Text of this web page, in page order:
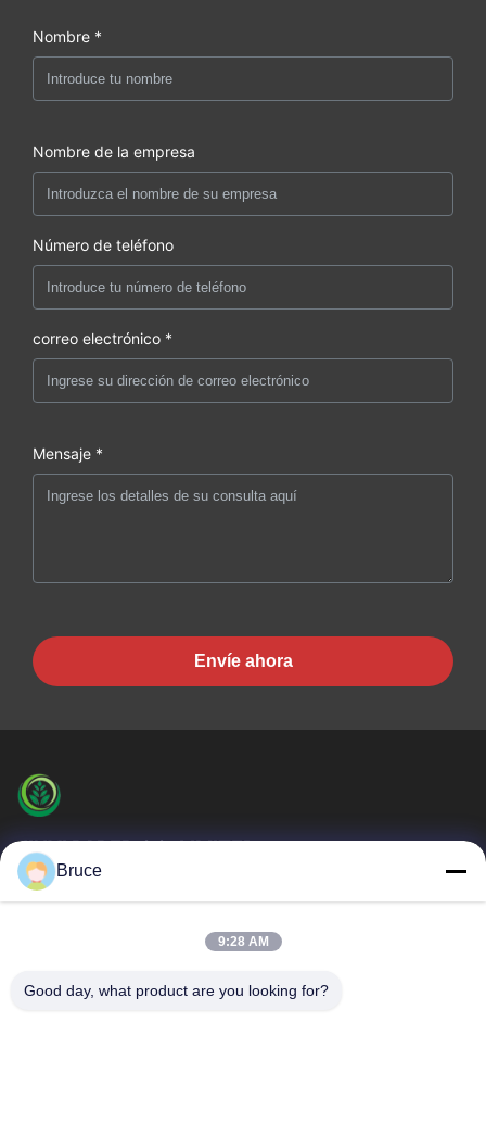
Nombre *
Nombre de la empresa
Número de teléfono
correo electrónico *
Mensaje *
Envíe ahora
JINYI PAPER CO.,LIMITED
El PAPEL de JINYI es uno del fabricante sin carbono más
En Casa
Productos
Bruce
9:28 AM
Good day, what product are you looking for?